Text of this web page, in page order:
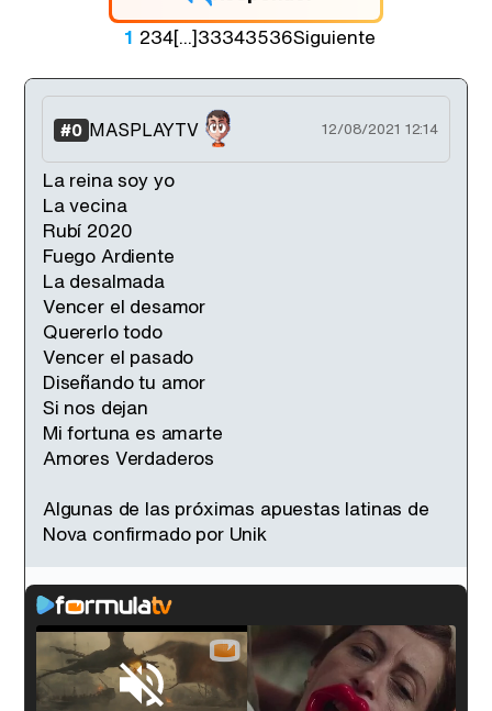
1 234[...]33343536Siguiente
#0 MASPLAYTV 12/08/2021 12:14
La reina soy yo
La vecina
Rubí 2020
Fuego Ardiente
La desalmada
Vencer el desamor
Quererlo todo
Vencer el pasado
Diseñando tu amor
Si nos dejan
Mi fortuna es amarte
Amores Verdaderos
Algunas de las próximas apuestas latinas de
Nova confirmado por Unik
Loaded